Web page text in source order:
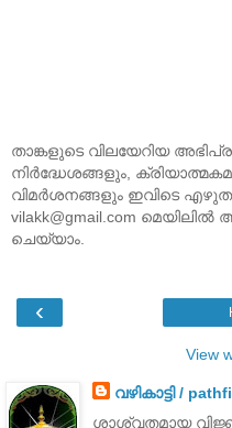
താങ്കളുടെ വിലയേറിയ
നിര്‍ദ്ധേശങ്ങളും,
വിമര്‍ശനങ്ങളും ഇവിടെ
vilakk@gmail.com
ചെയ്യാം.
‹
View
വഴികാട്ടി /
ശാശ്വതമായ